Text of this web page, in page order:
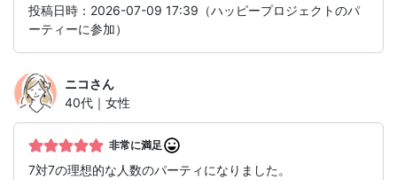
投稿日時：2026-07-09 17:39（ハッピープロジェクトのパ
ーティーに参加）
ニコさん
40代｜女性
非常に満足
7対7の理想的な人数のパーティになりました。